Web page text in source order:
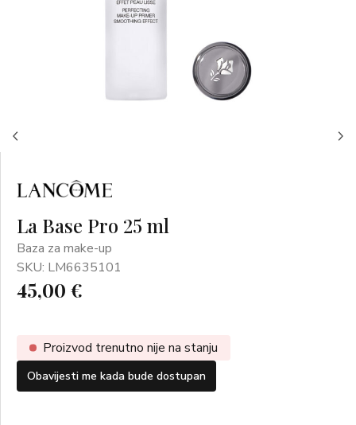
La Base Pro 25 ml
Baza za make-up
SKU: LM6635101
45,00 €
Proizvod trenutno nije na stanju
Obavijesti me kada bude dostupan